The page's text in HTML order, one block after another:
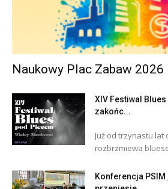
Naukowy Plac Zabaw 2026
XIV Festiwal
zakońc...
Już od trzynastu
rozbrzmiewa
Konferencja PSIM